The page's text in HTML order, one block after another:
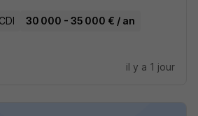
CDI 30 000 - 35 000 € / an
il y a 1 jour